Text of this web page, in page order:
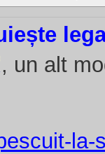
, un alt
la-